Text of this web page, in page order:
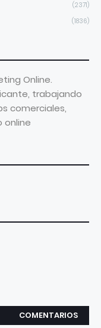
(2371)
(1836)
Online.
trabajando
comerciales,
online
COMENTARIOS